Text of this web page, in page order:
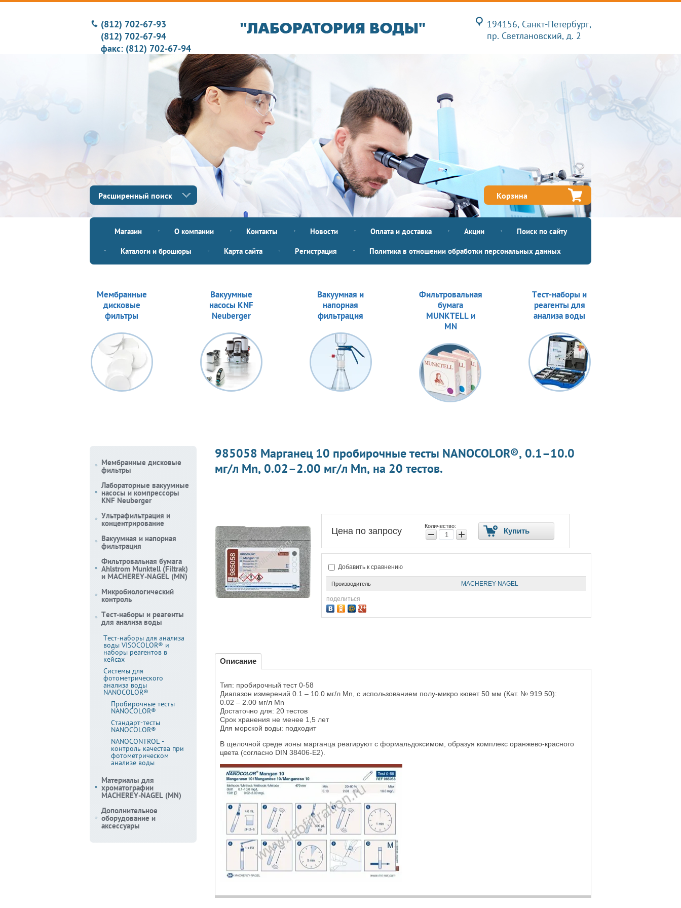
(812) 702-67-93
(812) 702-67-94
факс: (812) 702-67-94
194156, Санкт-Петербург,
пр. Светлановский, д. 2
Расширенный поиск Корзина
Магазин О компании Контакты Новости Оплата и доставка Акции Поиск по сайту
Каталоги и брошюры Карта сайта Регистрация Политика в отношении обработки персональных данных
Мембранные
дисковые
фильтры
Вакуумные
насосы KNF
Neuberger
Вакуумная и
напорная
фильтрация
Фильтровальная
бумага
MUNKTELL и
MN
Тест-наборы и
реагенты для
анализа воды
985058 Марганец 10 пробирочные тесты NANOCOLOR®, 0.1–10.0
мг/л Mn, 0.02–2.00 мг/л Mn, на 20 тестов.
Цена по запросу Количество:
− + Купить
Добавить к сравнению
Производитель MACHEREY-NAGEL
поделиться
Описание
Тип: пробирочный тест 0-58
Диапазон измерений 0.1 – 10.0 мг/л Mn, с использованием полу-микро кювет 50 мм (Кат. № 919 50):
0.02 – 2.00 мг/л Mn
Достаточно для: 20 тестов
Срок хранения не менее 1,5 лет
Для морской воды: подходит
В щелочной среде ионы марганца реагируют с формальдоксимом, образуя комплекс оранжево-красного
цвета (согласно DIN 38406-E2).
Мембранные дисковые
фильтры
Лабораторные вакуумные
насосы и компрессоры
KNF Neuberger
Ультрафильтрация и
концентрирование
Вакуумная и напорная
фильтрация
Фильтровальная бумага
Ahlstrom Munktell (Filtrak)
и MACHEREY-NAGEL (MN)
Микробиологический
контроль
Тест-наборы и реагенты
для анализа воды
Тест-наборы для анализа
воды VISOCOLOR® и
наборы реагентов в
кейсах
Системы для
фотометрического
анализа воды
NANOCOLOR®
Пробирочные тесты
NANOCOLOR®
Стандарт-тесты
NANOCOLOR®
NANOCONTROL -
контроль качества при
фотометрическом
анализе воды
Материалы для
хроматографии
MACHEREY-NAGEL (MN)
Дополнительное
оборудование и
аксессуары